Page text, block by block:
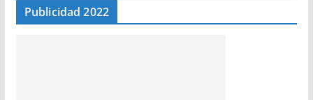
Publicidad 2022